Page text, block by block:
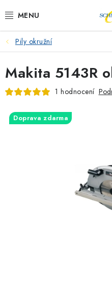
na
AKU NÁŘADÍ
ELEKTRICKÉ NÁŘADÍ
PŘÍSLUŠENSTVÍ
MĚŘÍCÍ TECHNIKA
Pily okružní
Makita 5143R
1 hodnocení
Doprava zdarma